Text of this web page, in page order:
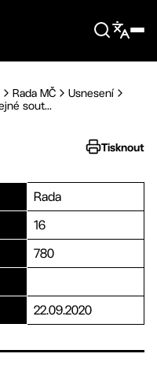
Rada MČ
Usnesení
sout...
Tisknout
Rada
16
780
22.09.2020